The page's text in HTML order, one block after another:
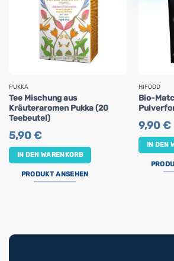
PUKKA
Tee Mischung aus
Kräuteraromen Pukka (20
Teebeutel)
5,90€
IN DEN WARENKORB
PRODUKT ANSEHEN
HIFOOD
Bio-
9,90€
IN DEN